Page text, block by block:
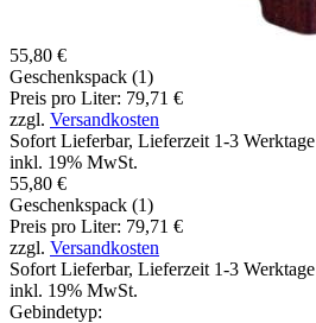
55,80 €
Geschenkspack (1)
Preis pro Liter: 79,71 €
zzgl. Versandkosten
Sofort Lieferbar, Lieferzeit 1-3 Werktage
inkl. 19% MwSt.
55,80 €
Geschenkspack (1)
Preis pro Liter: 79,71 €
zzgl. Versandkosten
Sofort Lieferbar, Lieferzeit 1-3 Werktage
inkl. 19% MwSt.
Gebindetyp: